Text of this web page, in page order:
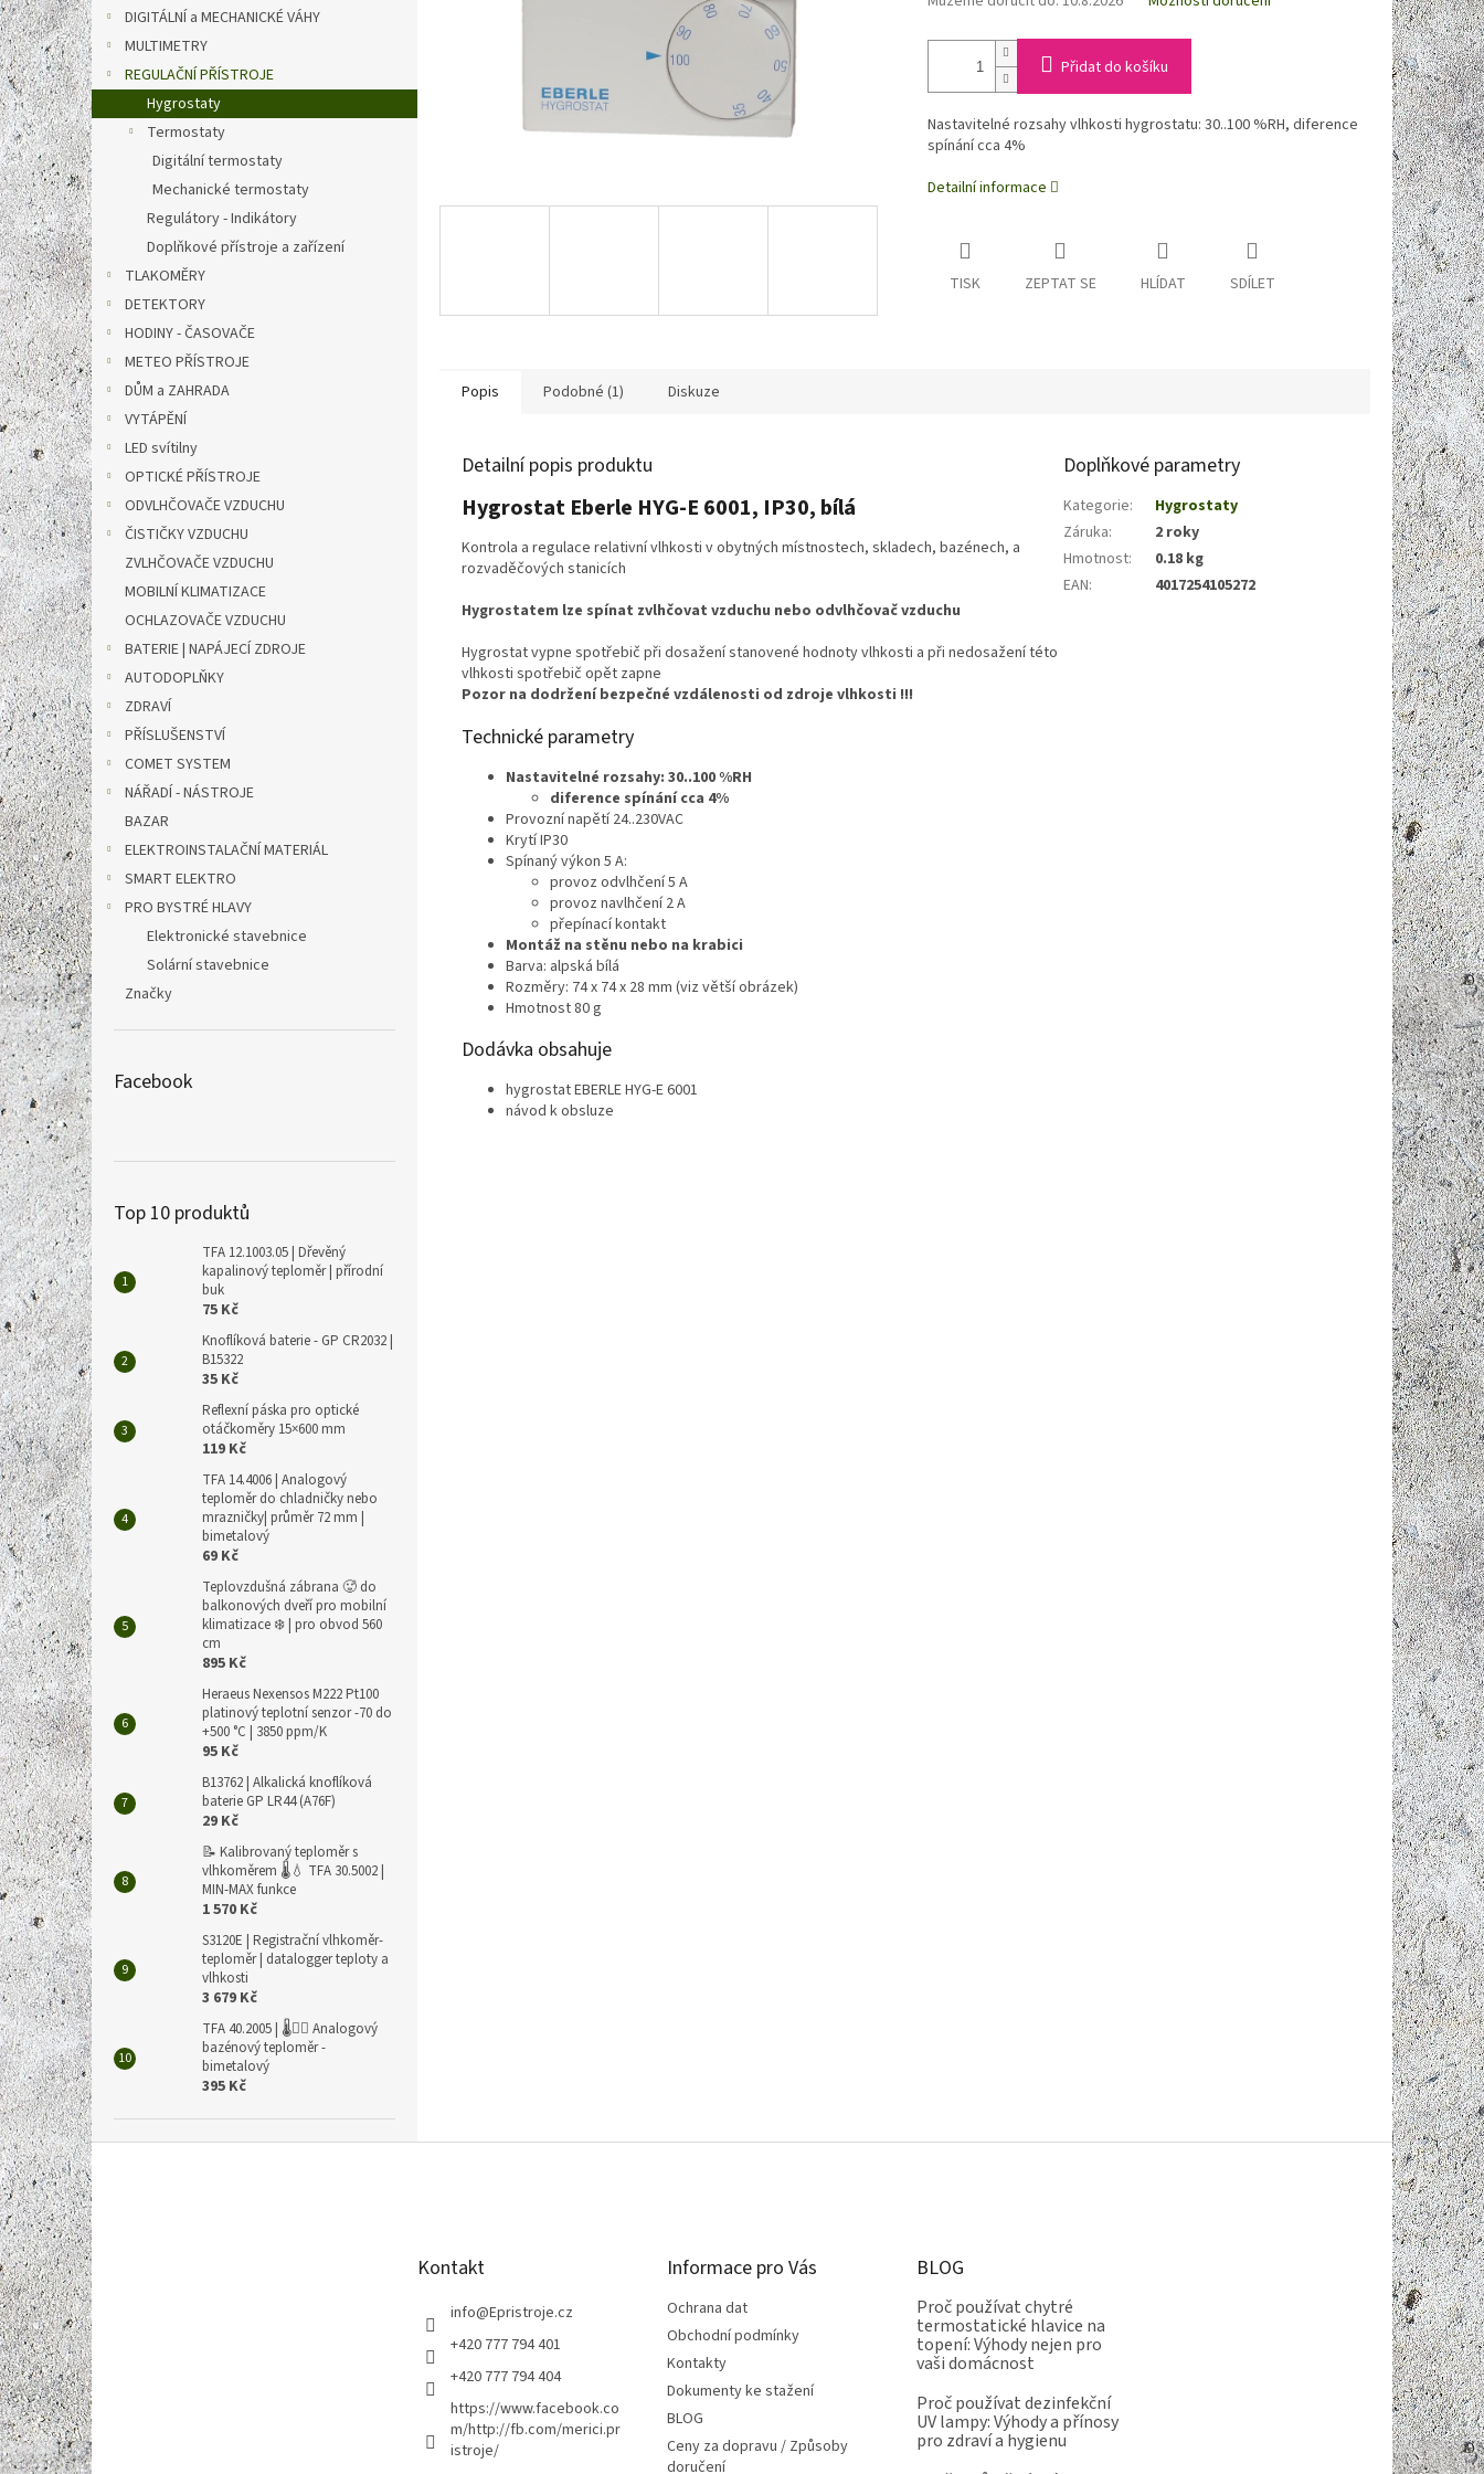
e
l
DIGITÁLNÍ a MECHANICKÉ VÁHY
MULTIMETRY
REGULAČNÍ PŘÍSTROJE
Hygrostaty
Termostaty
Digitální termostaty
Mechanické termostaty
Regulátory - Indikátory
Doplňkové přístroje a zařízení
TLAKOMĚRY
DETEKTORY
HODINY - ČASOVAČE
METEO PŘÍSTROJE
DŮM a ZAHRADA
VYTÁPĚNÍ
LED svítilny
OPTICKÉ PŘÍSTROJE
ODVLHČOVAČE VZDUCHU
ČISTIČKY VZDUCHU
ZVLHČOVAČE VZDUCHU
MOBILNÍ KLIMATIZACE
OCHLAZOVAČE VZDUCHU
BATERIE | NAPÁJECÍ ZDROJE
AUTODOPLŇKY
ZDRAVÍ
PŘÍSLUŠENSTVÍ
COMET SYSTEM
NÁŘADÍ - NÁSTROJE
BAZAR
ELEKTROINSTALAČNÍ MATERIÁL
SMART ELEKTRO
PRO BYSTRÉ HLAVY
Elektronické stavebnice
Solární stavebnice
Značky
Facebook
Top 10 produktů
TFA 12.1003.05 | Dřevěný
kapalinový teploměr | přírodní
buk
75 Kč
Knoflíková baterie - GP CR2032 |
B15322
35 Kč
Reflexní páska pro optické
otáčkoměry 15×600 mm
119 Kč
TFA 14.4006 | Analogový
teploměr do chladničky nebo
mrazničky| průměr 72 mm |
bimetalový
69 Kč
Teplovzdušná zábrana 🥵 do
balkonových dveří pro mobilní
klimatizace ❄️ | pro obvod 560
cm
895 Kč
Heraeus Nexensos M222 Pt100
platinový teplotní senzor -70 do
+500 °C | 3850 ppm/K
95 Kč
B13762 | Alkalická knoflíková
baterie GP LR44 (A76F)
29 Kč
📝 Kalibrovaný teploměr s
vlhkoměrem 🌡️💧 TFA 30.5002 |
MIN-MAX funkce
1 570 Kč
S3120E | Registrační vlhkoměr-
teploměr | datalogger teploty a
vlhkosti
3 679 Kč
TFA 40.2005 | 🌡️🏊‍♀️ Analogový
bazénový teploměr -
bimetalový
395 Kč
Přidat do košíku
Nastavitelné rozsahy vlhkosti hygrostatu: 30..100 %RH, diference
spínání cca 4%
Detailní informace
TISK ZEPTAT SE HLÍDAT SDÍLET
Popis Podobné (1) Diskuze
Detailní popis produktu
Hygrostat Eberle HYG-E 6001, IP30, bílá
Kontrola a regulace relativní vlhkosti v obytných místnostech, skladech, bazénech, a
rozvaděčových stanicích
Hygrostatem lze spínat zvlhčovat vzduchu nebo odvlhčovač vzduchu
Hygrostat vypne spotřebič při dosažení stanovené hodnoty vlhkosti a při nedosažení této
vlhkosti spotřebič opět zapne
Pozor na dodržení bezpečné vzdálenosti od zdroje vlhkosti !!!
Technické parametry
Nastavitelné rozsahy: 30..100 %RH
diference spínání cca 4%
Provozní napětí 24..230VAC
Krytí IP30
Spínaný výkon 5 A:
provoz odvlhčení 5 A
provoz navlhčení 2 A
přepínací kontakt
Montáž na stěnu nebo na krabici
Barva: alpská bílá
Rozměry: 74 x 74 x 28 mm (viz větší obrázek)
Hmotnost 80 g
Dodávka obsahuje
hygrostat EBERLE HYG-E 6001
návod k obsluze
Doplňkové parametry
Kategorie:
Hygrostaty
Záruka:
2 roky
Hmotnost:
0.18 kg
EAN: 4017254105272
Z
á
p
a
t
í Kontakt
info@Epristroje.cz
+420 777 794 401
+420 777 794 404
https://www.facebook.co
m/http://fb.com/merici.pr
istroje/
Informace pro Vás
Ochrana dat
Obchodní podmínky
Kontakty
Dokumenty ke stažení
BLOG
Ceny za dopravu / Způsoby
doručení
BLOG
Proč používat chytré
termostatické hlavice na
topení: Výhody nejen pro
vaši domácnost
Proč používat dezinfekční
UV lampy: Výhody a přínosy
pro zdraví a hygienu